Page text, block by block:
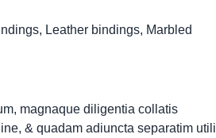
, Leather bindings, Marbled
magnaque diligentia collatis
& quadam adiuncta separatim utili